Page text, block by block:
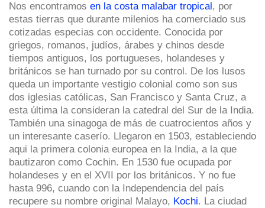
Nos encontramos en la costa malabar tropical, por
estas tierras que durante milenios ha comerciado sus
cotizadas especias con occidente. Conocida por
griegos, romanos, judíos, árabes y chinos desde
tiempos antiguos, los portugueses, holandeses y
británicos se han turnado por su control. De los lusos
queda un importante vestigio colonial como son sus
dos iglesias católicas, San Francisco y Santa Cruz, a
esta última la consideran la catedral del Sur de la India.
También una sinagoga de más de cuatrocientos años y
un interesante caserío. Llegaron en 1503, estableciendo
aqui la primera colonia europea en la India, a la que
bautizaron como Cochin. En 1530 fue ocupada por
holandeses y en el XVII por los británicos. Y no fue
hasta 996, cuando con la Independencia del país
recupere su nombre original Malayo, Kochi. La ciudad